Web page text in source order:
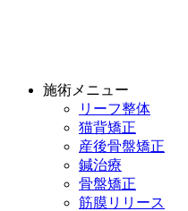
施術メニュー
リーフ整体
猫背矯正
産後骨盤矯正
鍼治療
骨盤矯正
筋膜リリース